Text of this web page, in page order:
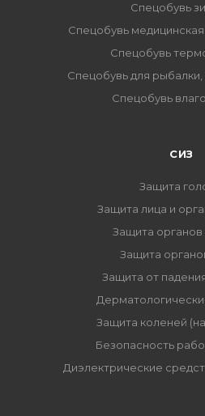
Спецобувь
Спецобувь
Спецобувь
Спецобувь для
Спецобувь
СИЗ
Защита
Защита лица и
Защита органов
Защита
Защита от
Защита коленей
Безопасность
Диэлектрические